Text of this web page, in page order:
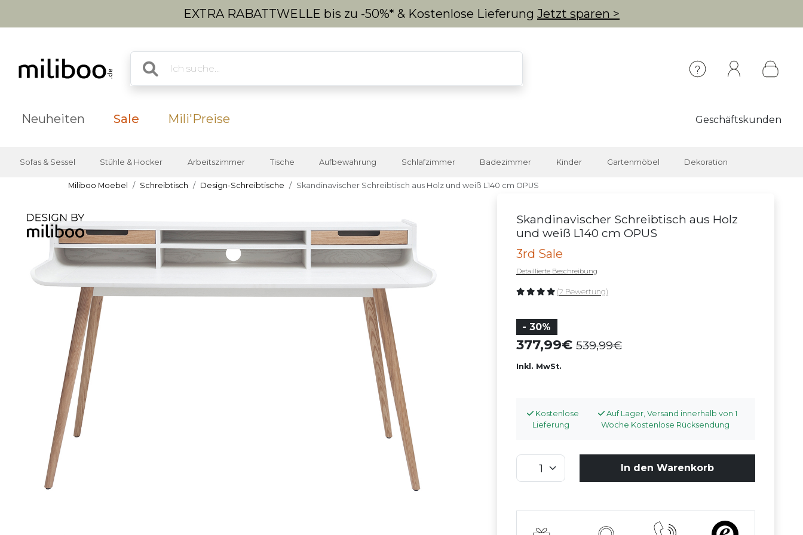
EXTRA RABATTWELLE bis zu -50%* & Kostenlose Lieferung Jetzt sparen >
Neuheiten Sale Mili'Preise Geschäftskunden
Sofas & Sessel Stühle & Hocker Arbeitszimmer Tische Aufbewahrung Schlafzimmer Badezimmer Kinder Gartenmöbel Dekoration
Miliboo Moebel Schreibtisch Design-Schreibtische Skandinavischer Schreibtisch aus Holz und weiß L140 cm OPUS
Skandinavischer Schreibtisch aus Holz
und weiß L140 cm OPUS
3rd Sale
Detaillierte Beschreibung
(2 Bewertung)
- 30%
377,99 539,99
Inkl. MwSt.
Kostenlose
Lieferung
Auf Lager, Versand innerhalb von 1
Woche Kostenlose Rücksendung
In den Warenkorb